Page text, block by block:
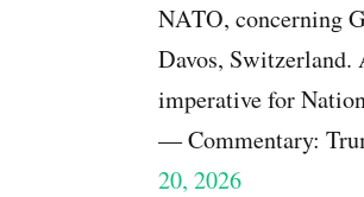
NATO, concerning
Davos, Switzerland.
imperative for
— Commentary:
20, 2026